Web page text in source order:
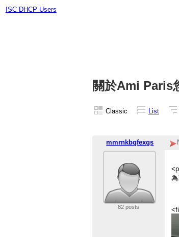
ISC DHCP Users
關於Ami Paris
Classic List
mmrnkbqfexgs
82 posts